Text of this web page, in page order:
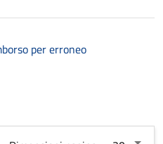
per erroneo